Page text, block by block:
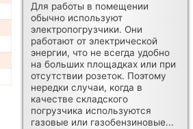
Для работы в помещении
обычно используют
электропогрузчики. Они
работают от электрической
энергии, что не всегда удобно
на больших площадках или при
отсутствии розеток. Поэтому
нередки случаи, когда в
качестве складского
погрузчика используются
газовые или газобензиновые...